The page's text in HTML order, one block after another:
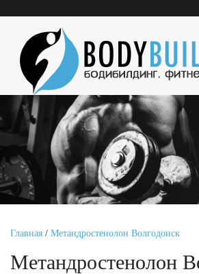
Главная / Метандростенолон Волгодонск
Метандростенолон